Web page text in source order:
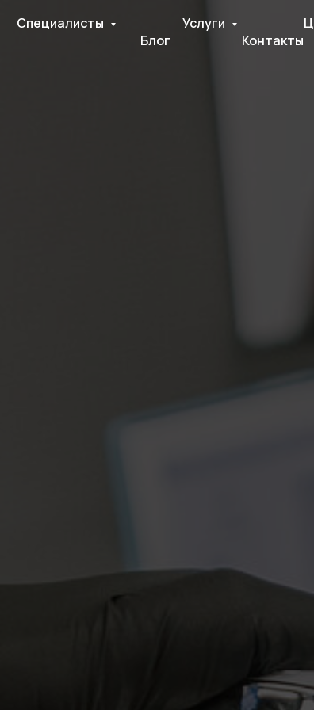
Специалисты Услуги
Блог
Контакты